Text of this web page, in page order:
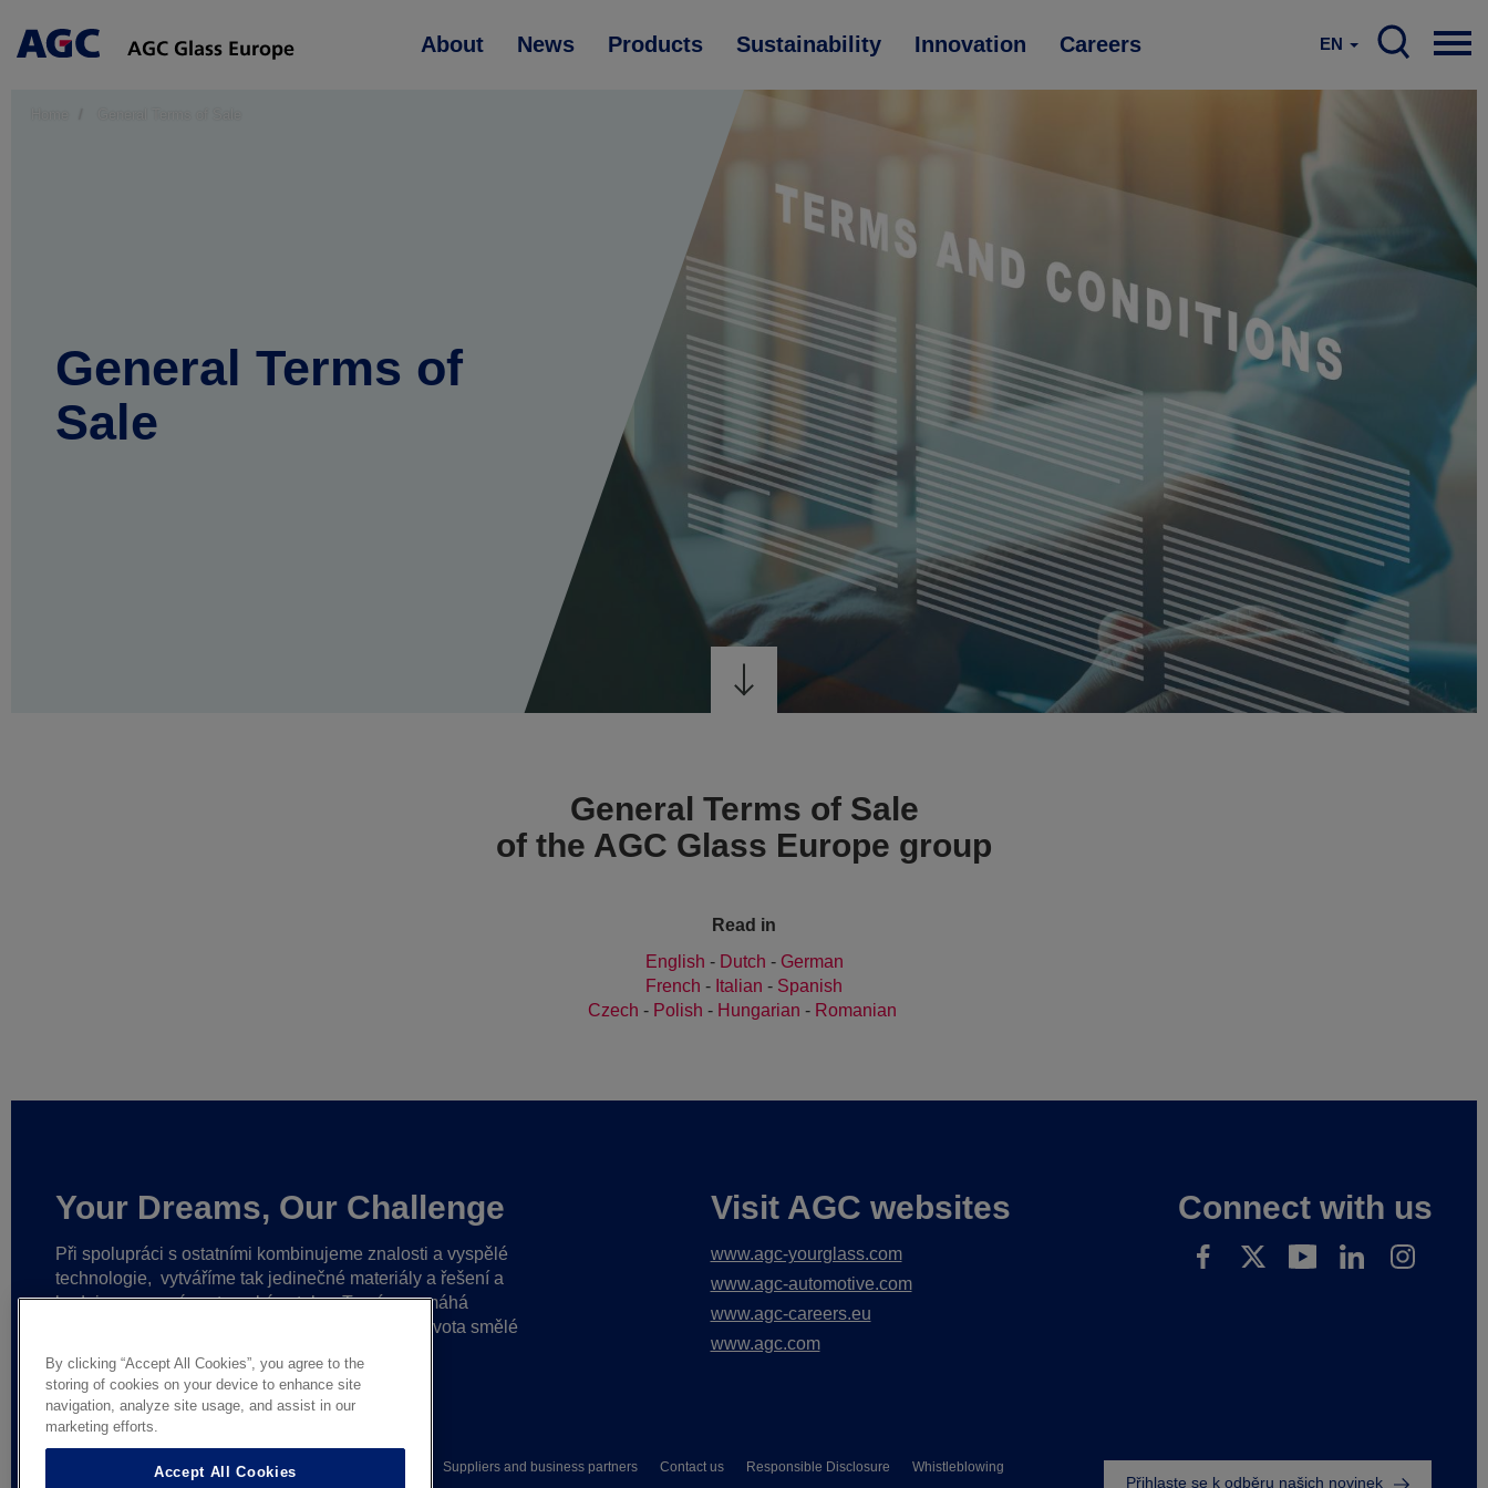
Main
About News Products Sustainability Innovation Careers EN
General Terms of
Sale
General Terms of Sale
of the AGC Glass Europe group
Read in
English - Dutch - German
French - Italian - Spanish
Czech - Polish - Hungarian - Romanian
Your Dreams, Our Challenge
Při spolupráci s ostatními kombinujeme znalosti a vyspělé
technologie, vytváříme tak jedinečné materiály a řešení a
budujeme pevné partnerské vztahy.To nám pomáhá
a uvádět do života smělé
Visit AGC websites
www.agc-yourglass.com
www.agc-automotive.com
www.agc-careers.eu
www.agc.com
Connect with us
Footer
© AGC Glass Europe 2026 Legal Notice Suppliers and business partners Contact us Responsible Disclosure Whistleblowing
Přihlaste se k odběru našich novinek
By clicking “Accept All Cookies”, you agree to the
storing of cookies on your device to enhance site
navigation, analyze site usage, and assist in our
marketing efforts.
Accept All Cookies